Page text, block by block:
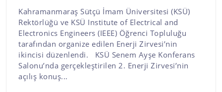
Kahramanmaraş Sütçü İmam Üniversitesi (KSÜ)
Rektörlüğü ve KSÜ Institute of Electrical and
Electronics Engineers (IEEE) Öğrenci Topluluğu
tarafından organize edilen Enerji Zirvesi’nin
ikincisi düzenlendi. KSÜ Senem Ayşe Konferans
Salonu’nda gerçekleştirilen 2. Enerji Zirvesi’nin
açılış konuş...